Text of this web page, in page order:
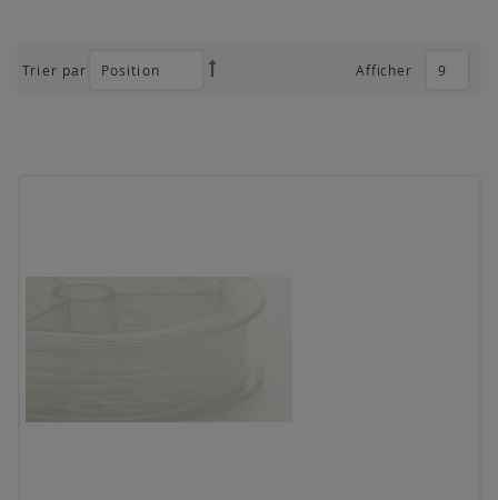
Afficher
Trier par
Par